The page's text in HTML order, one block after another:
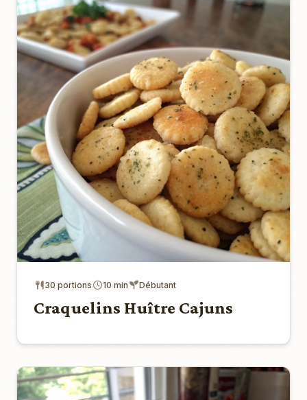
30 portions 10 min Débutant
Craquelins Huître Cajuns